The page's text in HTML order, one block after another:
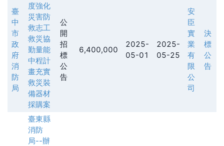
臺
中
市
政
府
消
防
局
度強化
災害防
救志工
救災協
勤量能
中程計
畫充實
救災裝
備器材
採購案
公
開
招
標
公
告
6,400,000
2025-
05-01
2025-
05-25
安
臣
實
業
有
限
公
司
決
標
公
告
臺東縣
消防
局--辦